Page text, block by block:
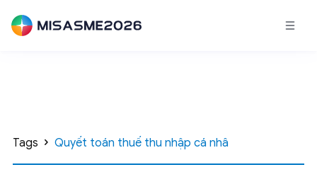
Tags Quyết toán thuế thu nhập cá nhâ